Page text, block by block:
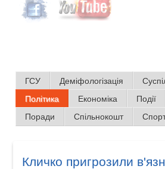
ГСУ Деміфологізація
Політика
Економіка Події
Поради
Спільнокошт
Кличко пригрозили